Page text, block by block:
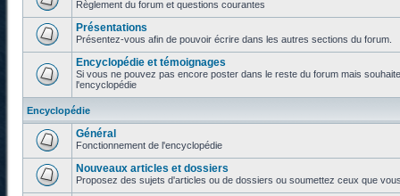
Règlement du forum et questions courantes
Présentations
Présentez-vous afin de pouvoir écrire dans les autres sections du forum.
Encyclopédie et témoignages
Si vous ne pouvez pas encore poster dans le reste du forum mais
l'encyclopédie
Encyclopédie
Général
Fonctionnement de l'encyclopédie
Nouveaux articles et dossiers
Proposez des sujets d'articles ou de dossiers ou soumettez ceux que